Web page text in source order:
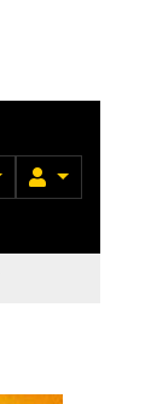
MEMBRU